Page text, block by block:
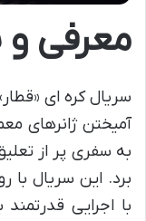
معرفی و
آمیختن ژانرهای
به سفری پر از
برد. این سریال با
با اجرایی